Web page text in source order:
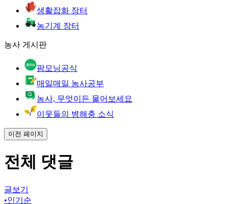
생활잡화 장터
농기계 장터
농사 게시판
팜모닝공식
매일매일 농사공부
농사, 무엇이든 물어보세요
이웃들의 병해충 소식
이전 페이지
전체 댓글
글보기
•인기순